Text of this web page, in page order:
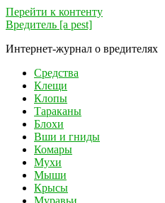
Перейти к контенту
Вредитель [a pest]
Интернет-журнал о вредителях
Средства
Клещи
Клопы
Тараканы
Блохи
Вши и гниды
Комары
Мухи
Мыши
Крысы
Муравьи